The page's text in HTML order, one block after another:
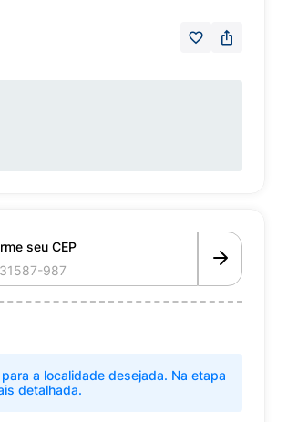
seu CEP
a localidade desejada. Na etapa
detalhada.